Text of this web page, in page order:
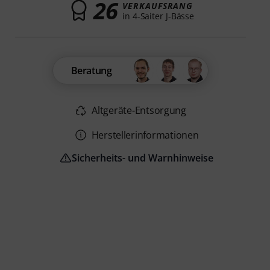
26 VERKAUFSRANG
in 4-Saiter J-Bässe
Beratung
Altgeräte-Entsorgung
Herstellerinformationen
Sicherheits- und Warnhinweise